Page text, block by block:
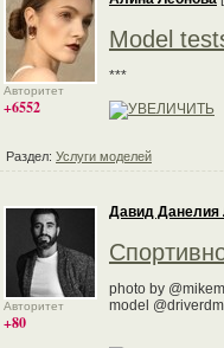
Авторитет
+6552
Model
***
Раздел: Услуги моделей
Авторитет
+80
Давид Данелия
photo by
model